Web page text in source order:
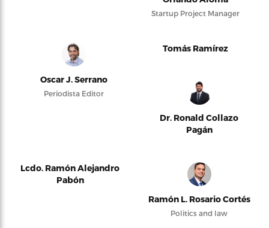
Startup Project Manager
Oscar J. Serrano
Periodista Editor
Tomás Ramírez
Dr. Ronald Collazo
Pagán
Lcdo. Ramón Alejandro
Pabón
Ramón L. Rosario Cortés
Politics and law